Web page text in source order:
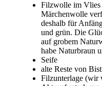
Filzwolle im Vlies
Märchenwolle
deshalb für
und grün. Die
auf grobem
habe Naturbraun
Seife
alte Reste von
Filzunterlage (wir